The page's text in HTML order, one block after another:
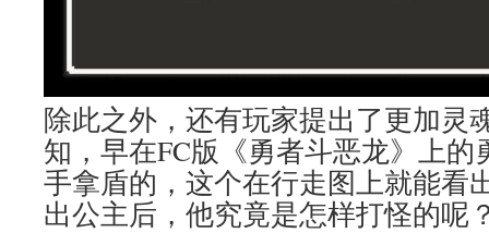
除此之外，还有玩家提出了更加
知，早在FC版《勇者斗恶龙》上
手拿盾的，这个在行走图上就能看
出公主后，他究竟是怎样打怪的呢